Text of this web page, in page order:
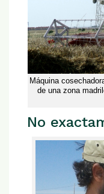
Máquina
de una zona
No